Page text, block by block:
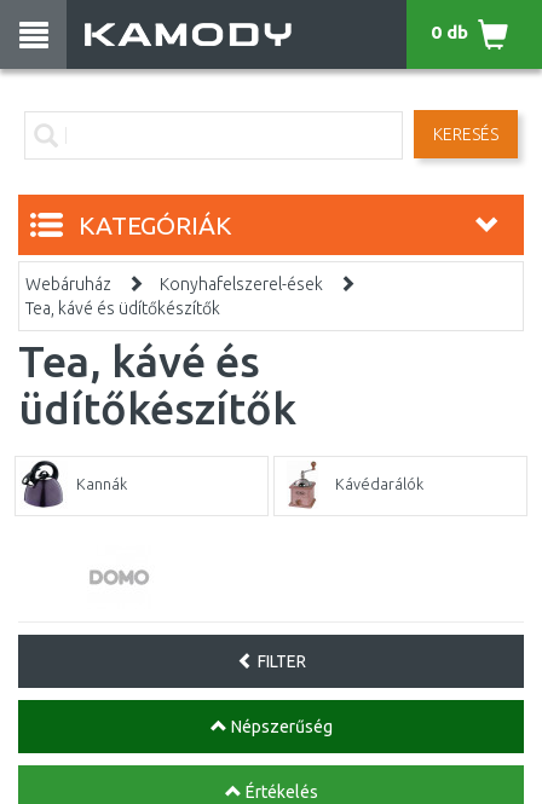
KERESÉS
0 db
KATEGÓRIÁK
Webáruház
Konyhafelszerel-ések
Tea, kávé és üdítőkészítők
Tea, kávé és
üdítőkészítők
Kannák Kávédarálók
FILTER
Népszerűség
Értékelés